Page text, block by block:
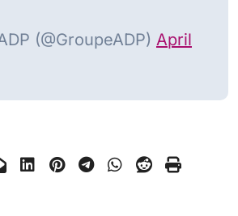
(@GroupeADP) April